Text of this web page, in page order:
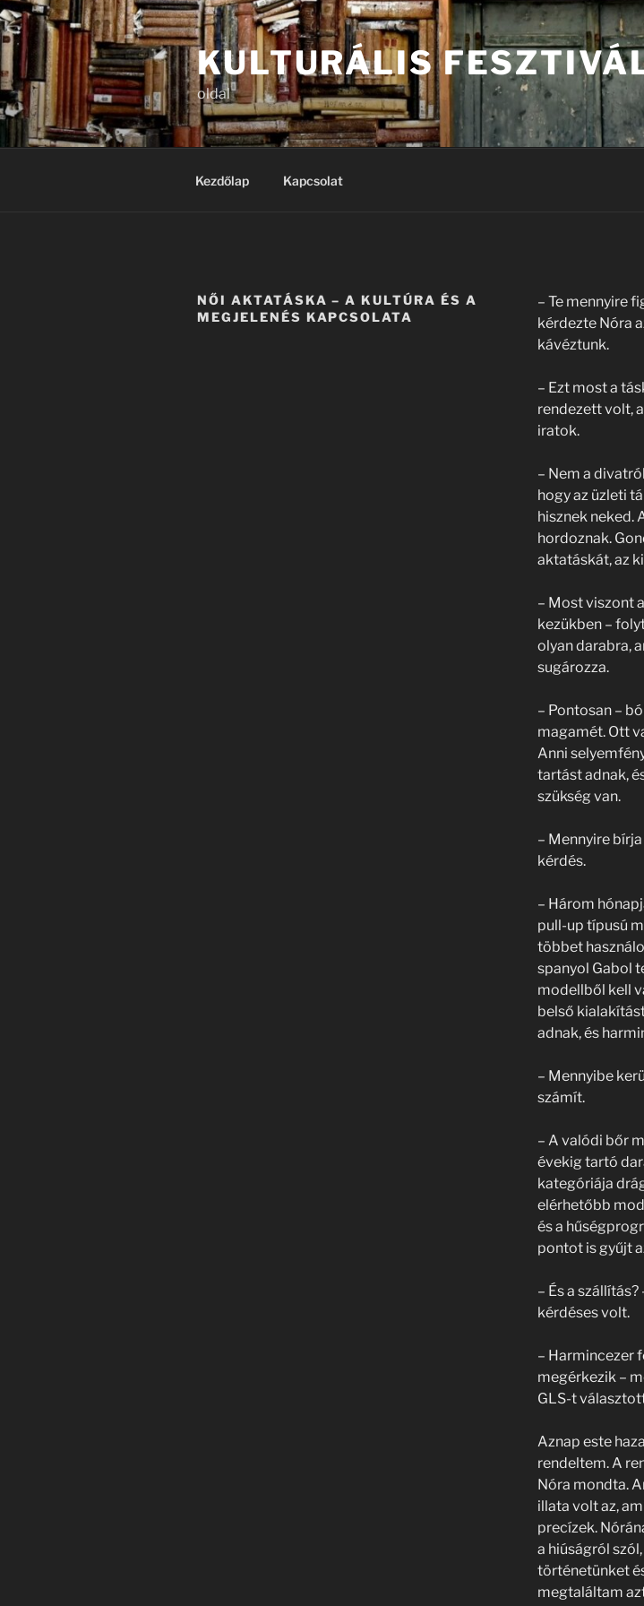
Tartalomhoz
KULTURÁLIS
oldal
Kezdőlap Kapcsolat
NŐI AKTATÁSKA – A KULTÚRA ÉS A
MEGJELENÉS KAPCSOLATA
– Te mennyire
kérdezte Nóra
kávéztunk.
– Ezt most a
rendezett volt,
iratok.
– Nem a
hogy az üzleti
hisznek neked.
hordoznak.
aktatáskát, az
– Most viszont
kezükben –
olyan darabra,
sugározza.
– Pontosan –
magamét. Ott
Anni
tartást adnak,
szükség van.
– Mennyire
kérdés.
– Három
pull-up típusú
többet
spanyol Gabol
modellből kell
belső
adnak, és
– Mennyibe
számít.
– A valódi bőr
évekig tartó
kategóriája
elérhetőbb
és a
pontot is gyűjt
– És a
kérdéses volt.
– Harmincezer
megérkezik –
GLS-t
Aznap este
rendeltem. A
Nóra mondta.
illata volt az,
precízek.
a hiúságról
történetünket
megtaláltam